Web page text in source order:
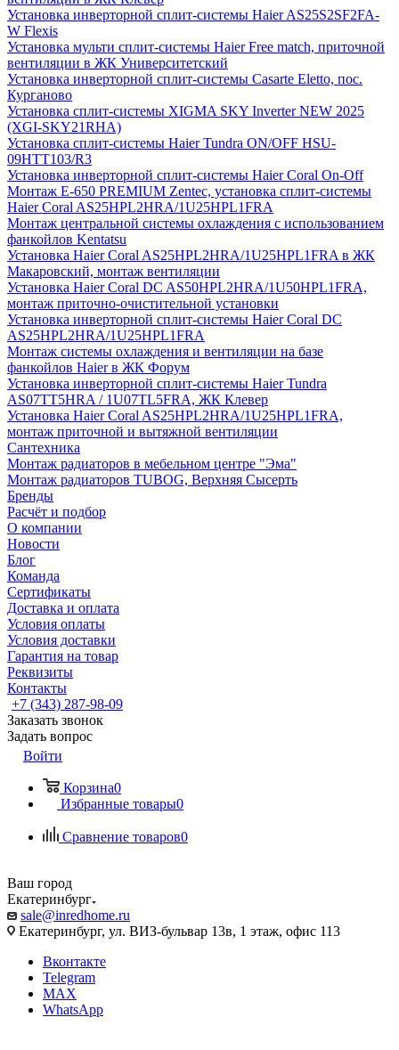
Установка инверторной сплит-системы Haier AS25S2SF2FA-
W Flexis
Установка мульти сплит-системы Haier Free match, приточной
вентиляции в ЖК Университетский
Установка инверторной сплит-системы Casarte Eletto, пос.
Курганово
Установка сплит-системы XIGMA SKY Inverter NEW 2025
(XGI-SKY21RHA)
Установка сплит-системы Haier Tundra ON/OFF HSU-
09HTT103/R3
Установка инверторной сплит-системы Haier Coral On-Off
Монтаж E-650 PREMIUM Zentec, установка сплит-системы
Haier Coral AS25HPL2HRA/1U25HPL1FRA
Монтаж центральной системы охлаждения с использованием
фанкойлов Kentatsu
Установка Haier Coral AS25HPL2HRA/1U25HPL1FRA в ЖК
Макаровский, монтаж вентиляции
Установка Haier Coral DC AS50HPL2HRA/1U50HPL1FRA,
монтаж приточно-очистительной установки
Установка инверторной сплит-системы Haier Coral DC
AS25HPL2HRA/1U25HPL1FRA
Монтаж системы охлаждения и вентиляции на базе
фанкойлов Haier в ЖК Форум
Установка инверторной сплит-системы Haier Tundra
AS07TT5HRA / 1U07TL5FRA, ЖК Клевер
Установка Haier Coral AS25HPL2HRA/1U25HPL1FRA,
монтаж приточной и вытяжной вентиляции
Сантехника
Монтаж радиаторов в мебельном центре "Эма"
Монтаж радиаторов TUBOG, Верхняя Сысерть
Бренды
Расчёт и подбор
О компании
Новости
Блог
Команда
Сертификаты
Доставка и оплата
Условия оплаты
Условия доставки
Гарантия на товар
Реквизиты
Контакты
+7 (343) 287-98-09
Заказать звонок
Задать вопрос
Войти
Корзина0
Избранные товары0
Сравнение товаров0
Ваш город
Екатеринбург
sale@inredhome.ru
Екатеринбург, ул. ВИЗ-бульвар 13в, 1 этаж, офис 113
Вконтакте
Telegram
MAX
WhatsApp